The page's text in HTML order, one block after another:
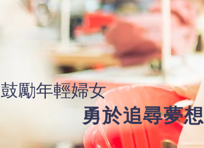
鼓勵年輕婦女
勇於追尋夢想